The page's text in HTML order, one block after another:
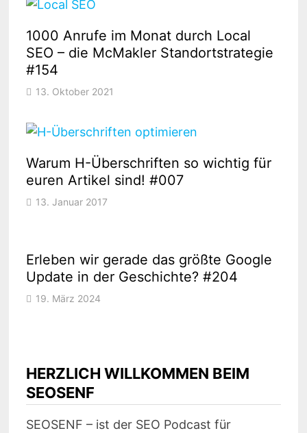
1000 Anrufe im Monat durch Local
SEO – die McMakler Standortstrategie
#154
13. Oktober 2021
Warum H-Überschriften so wichtig für
euren Artikel sind! #007
13. Januar 2017
Erleben wir gerade das größte Google
Update in der Geschichte? #204
19. März 2024
HERZLICH WILLKOMMEN BEIM
SEOSENF
SEOSENF – ist der SEO Podcast für